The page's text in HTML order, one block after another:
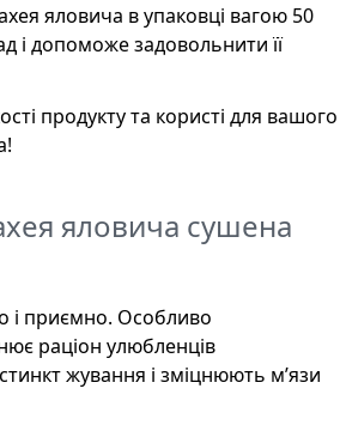
яловича в упаковці вагою 50
і допоможе задовольнити її
продукту та користі для вашого
яловича сушена
і приємно. Особливо
раціон улюбленців
жування і зміцнюють м’язи